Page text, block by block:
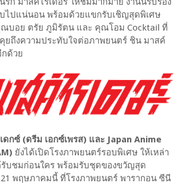
ไปแน่นอน พร้อมด้วยแขกรับเชิญสุดพิเศษ
บอย ตรัย ภูมิรัตน และ คุณโอม Cocktail ที่
ยถึงความประทับใจต่อภาพยนตร์ ชิน มาสค์
กด้วย
ดกซ์ (ดรีม เอกซ์เพรส) และ Japan Anime
ยังได้เปิดโรงภาพยนตร์รอบพิเศษ ให้เหล่า
รับชมก่อนใคร พร้อมรับชุดของขวัญสุด
21 พฤษภาคมนี้ ที่โรงภาพยนตร์ พารากอน ซีนี